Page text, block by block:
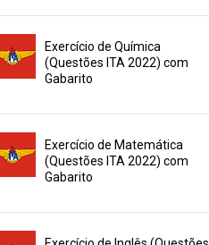
Exercício de Química
(Questões ITA 2022) com
Gabarito
Exercício de Matemática
(Questões ITA 2022) com
Gabarito